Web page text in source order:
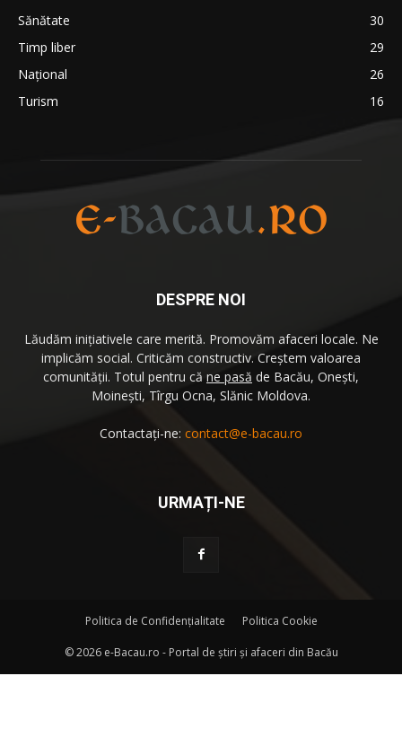
Sănătate
30
Timp liber
29
Național
26
Turism
16
DESPRE NOI
Lăudăm iniţiativele care merită. Promovăm afaceri locale. Ne
implicăm social. Criticăm constructiv. Creştem valoarea
comunităţii. Totul pentru că ne pasă de Bacău, Oneşti,
Moineşti, Tîrgu Ocna, Slănic Moldova.
Contactați-ne: contact@e-bacau.ro
URMAȚI-NE
Politica de Confidenţialitate Politica Cookie
©2026 e-Bacau.ro - Portal de ştiri şi afaceri din Bacău